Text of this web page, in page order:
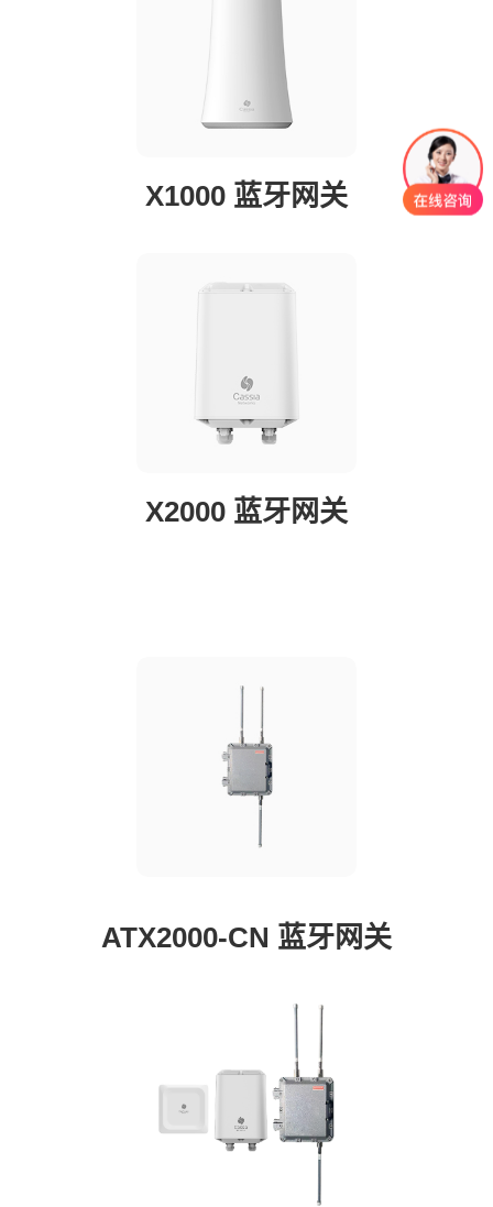
X1000 蓝牙网关
X2000 蓝牙网关
ATX2000-CN 蓝牙网关